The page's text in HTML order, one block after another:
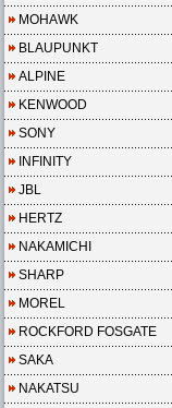
MOHAWK
BLAUPUNKT
ALPINE
KENWOOD
SONY
INFINITY
JBL
HERTZ
NAKAMICHI
SHARP
MOREL
ROCKFORD FOSGATE
SAKA
NAKATSU